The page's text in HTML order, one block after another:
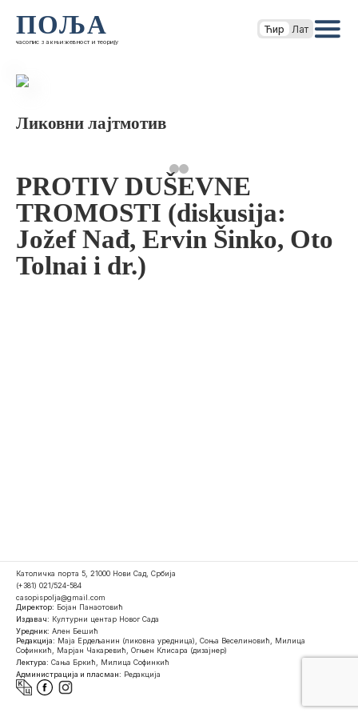
ПОЉА
часопис за књижевност и теорију
Ћир Лат
Ликовни лајтмотив
PROTIV DUŠEVNE
TROMOSTI (diskusija:
Jožef Nađ, Ervin Šinko, Oto
Tolnai i dr.)
Католичка порта 5, 21000 Нови Сад, Србија
(+381) 021/524-584
casopispolja@gmail.com
Директор: Бојан Панаотовић
Издавач: Културни центар Новог Сада
Уредник: Ален Бешић
Редакција: Маја Ердељанин (ликовна уредница), Соња Веселиновић, Милица
Софинкић, Марјан Чакаревић, Огњен Клисара (дизајнер)
Лектура: Сања Бркић, Милица Софинкић
Администрација и пласман: Редакција